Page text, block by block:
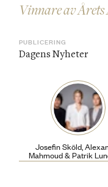
Vinnare av Årets
PUBLICERING
Dagens Nyheter
Josefin Sköld,
Mahmoud & Patrik